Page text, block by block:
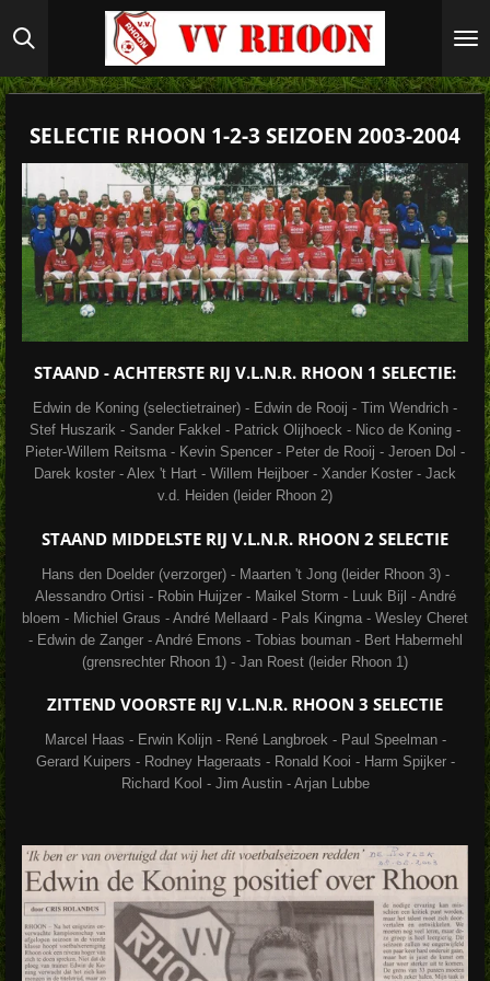
direct
de
SELECTIE RHOON 1-2-3 SEIZOEN 2003-2004
STAAND - ACHTERSTE RIJ V.L.N.R. RHOON 1 SELECTIE:
Edwin de Koning (selectietrainer) - Edwin de Rooij - Tim Wendrich -
Stef Huszarik - Sander Fakkel - Patrick Olijhoeck - Nico de Koning -
Pieter-Willem Reitsma - Kevin Spencer - Peter de Rooij - Jeroen Dol -
Darek koster - Alex 't Hart - Willem Heijboer - Xander Koster - Jack
v.d. Heiden (leider Rhoon 2)
STAAND MIDDELSTE RIJ V.L.N.R. RHOON 2 SELECTIE
Hans den Doelder (verzorger) - Maarten 't Jong (leider Rhoon 3) -
Alessandro Ortisi - Robin Huijzer - Maikel Storm - Luuk Bijl - André
bloem - Michiel Graus - André Mellaard - Pals Kingma - Wesley Cheret
- Edwin de Zanger - André Emons - Tobias bouman - Bert Habermehl
(grensrechter Rhoon 1) - Jan Roest (leider Rhoon 1)
ZITTEND VOORSTE RIJ V.L.N.R. RHOON 3 SELECTIE
Marcel Haas - Erwin Kolijn - René Langbroek - Paul Speelman -
Gerard Kuipers - Rodney Hageraats - Ronald Kooi - Harm Spijker -
Richard Kool - Jim Austin - Arjan Lubbe